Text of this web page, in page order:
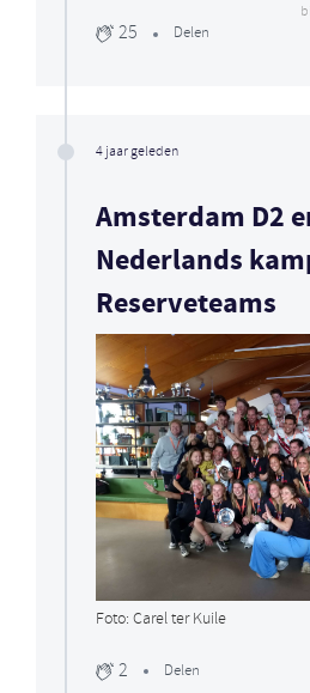
25 Delen
4 jaar geleden
Amsterdam D2
Nederlands
Reserveteams
Foto: Carel ter Kuile
2 Delen